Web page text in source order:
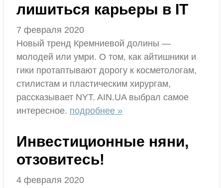
лишиться карьеры в IT
7 февраля 2020
Новый тренд Кремниевой долины —
молодей или умри. О том, как айтишники и
гики протаптывают дорогу к косметологам,
стилистам и пластическим хирургам,
рассказывает NYT. AIN.UA выбрал самое
интересное. подробнее »
Инвестиционные няни,
отзовитесь!
4 февраля 2020